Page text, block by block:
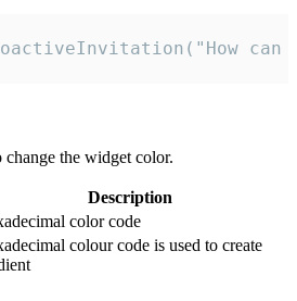
the widget color.
Description
color code
colour code is used to create